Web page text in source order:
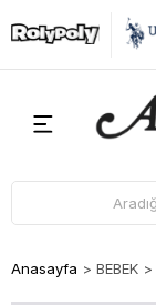
Anasayfa > BEBEK >